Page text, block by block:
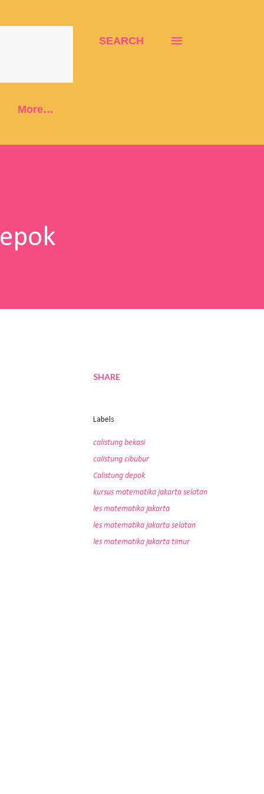
SEARCH
More…
SHARE
Labels
calistung bekasi
calistung cibubur
Calistung depok
kursus matematika jakarta selatan
les matematika jakarta
les matematika jakarta selatan
les matematika jakarta timur